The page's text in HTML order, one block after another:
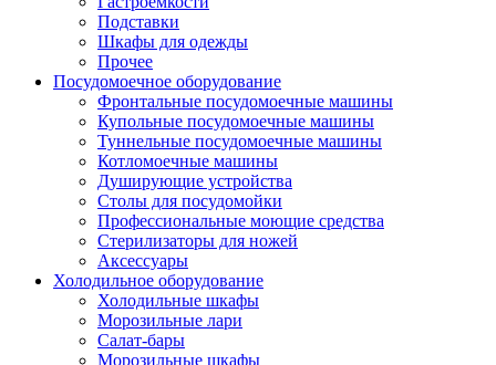
Подставки
Шкафы для одежды
Прочее
Посудомоечное оборудование
Фронтальные посудомоечные машины
Купольные посудомоечные машины
Туннельные посудомоечные машины
Котломоечные машины
Душирующие устройства
Столы для посудомойки
Профессиональные моющие средства
Стерилизаторы для ножей
Аксессуары
Холодильное оборудование
Холодильные шкафы
Морозильные лари
Салат-бары
Морозильные шкафы